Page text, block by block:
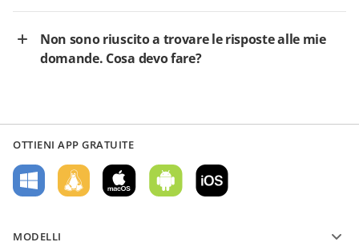
Non sono riuscito a trovare le risposte alle mie
domande. Cosa devo fare?
OTTIENI APP GRATUITE
MODELLI